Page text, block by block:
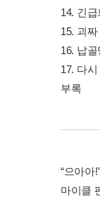
14. 긴
15. 괴
16. 납골
17. 다
부록
“으아아
마이클